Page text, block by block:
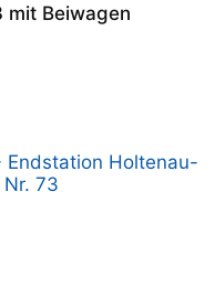
mit Beiwagen